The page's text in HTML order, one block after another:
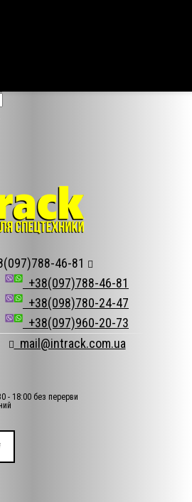
46-81
+38(097)788-46-81
+38(098)780-24-47
+38(097)960-20-73
mail@intrack.com.ua
- 18:00 без перерви